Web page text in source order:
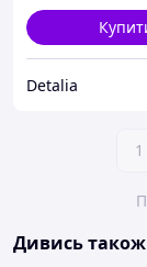
Detalia
1
Дивись також